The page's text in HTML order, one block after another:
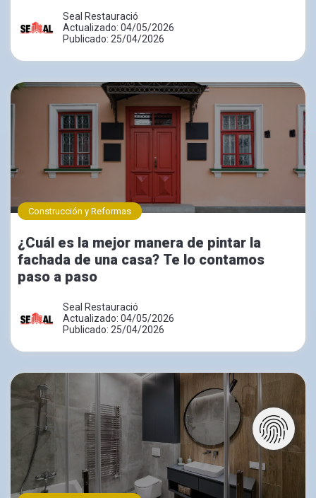
Seal Restauració
Actualizado: 04/05/2026
Publicado: 25/04/2026
Construcción y Reformas
¿Cuál es la mejor manera de pintar la
fachada de una casa? Te lo contamos
paso a paso
Seal Restauració
Actualizado: 04/05/2026
Publicado: 25/04/2026